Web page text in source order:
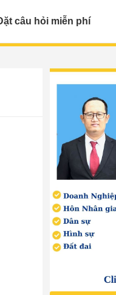
câu hỏi miễn phí